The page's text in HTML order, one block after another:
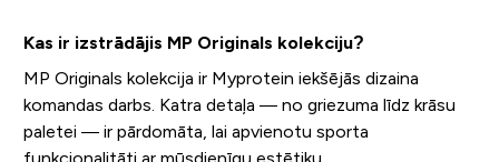
Kas ir izstrādājis MP Originals kolekciju?
MP Originals kolekcija ir Myprotein iekšējās dizaina
komandas darbs. Katra detaļa — no griezuma līdz krāsu
paletei — ir pārdomāta, lai apvienotu sporta